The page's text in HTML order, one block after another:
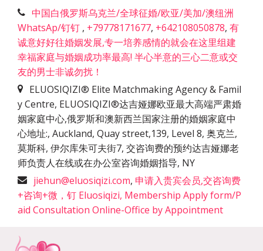
中国白俄罗斯乌克兰/全球征婚/欧亚/美加/澳纽洲
WhatsAp/钉钉 , +79778171677, +642108050878, 有
诚意好好往婚姻发展,专一培养感情的就会在这里组建
幸福家庭与婚姻成功率最高! 半心半意的三心二意或交
友的男士非诚勿扰！
ELUOSIQIZI® Elite Matchmaking Agency & Famil
y Centre, ELUOSIQIZI®达吉娅娜欧亚最大高端严肃婚
姻家庭中心,俄罗斯和澳新西兰国家注册的婚姻家庭中
心地址:, Auckland, Quay street,139, Level 8, 奥克兰,
莫斯科, 伊尔库朱可夫街7, 交咨询费的预约达吉娅娜老
师负责人在线或在办公室咨询婚姻指导, NY
jiehun@eluosiqizi.com, 申请入贵宾会员,交咨询费
+咨询+微，钉 Eluosiqizi, Membership Apply form/P
aid Consultation Online-Office by Appointment